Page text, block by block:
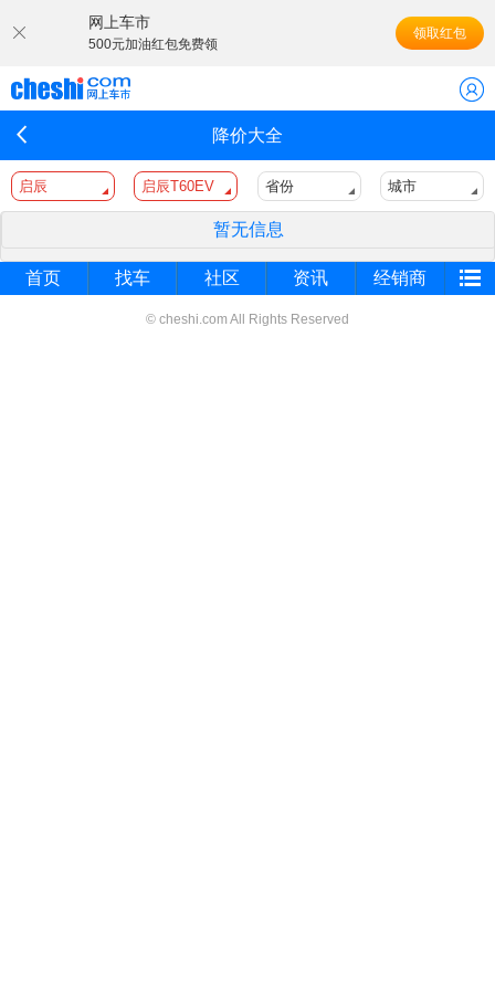
网上车市
500元加油红包免费领
领取红包
降价大全
启辰 启辰T60EV 省份 城市
暂无信息
首页 找车 社区 资讯 经销商
© cheshi.com All Rights Reserved